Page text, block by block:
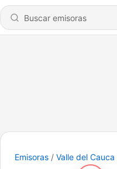
Emisoras Valle del Cauca